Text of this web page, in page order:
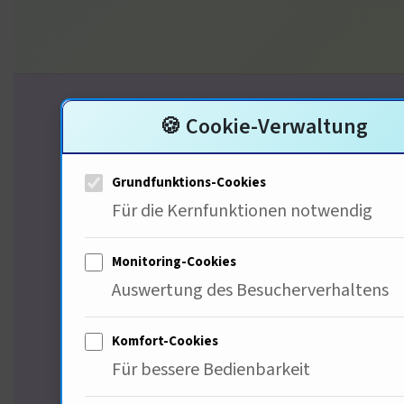
GLOBALE PERSPEKTIVEN – UNSERE METHODE
Deep Insurance
Jeder Artikel auf
praktizierenCreative Non-Fictionfür die
lebendigen Erzählungen, historischen
greifbar.
Das 10‑Perspektiven‑Kettenformat im
🍪 Cookie-Verwaltung
Grundfunktions-Cookies
Für die Kernfunktionen notwendig
Monitoring-Cookies
Auswertung des Besucherverhaltens
Komfort-Cookies
Für bessere Bedienbarkeit